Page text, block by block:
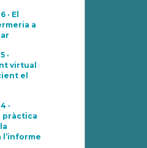
· El
a
·
virtual
el
·
pràctica
l’informe